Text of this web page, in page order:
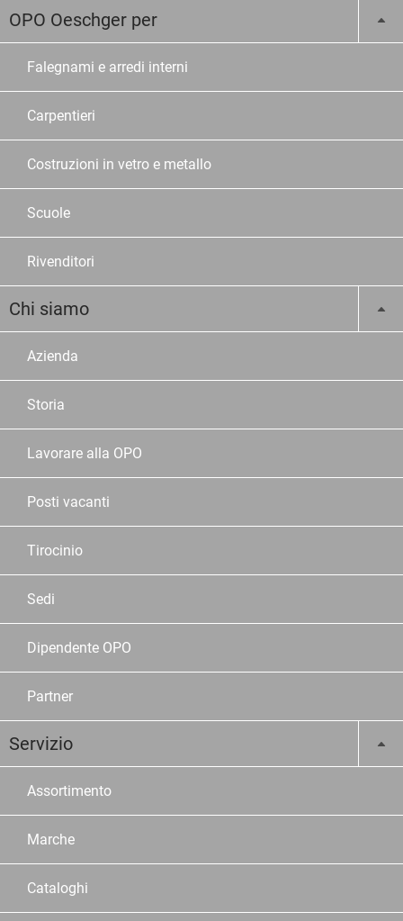
OPO Oeschger per
Falegnami e arredi interni
Carpentieri
Costruzioni in vetro e metallo
Scuole
Rivenditori
Chi siamo
Azienda
Storia
Lavorare alla OPO
Posti vacanti
Tirocinio
Sedi
Dipendente OPO
Partner
Servizio
Assortimento
Marche
Cataloghi